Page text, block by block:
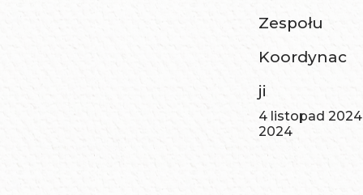
Zespołu
Koordynac
ji
4 listopad 2024
2024